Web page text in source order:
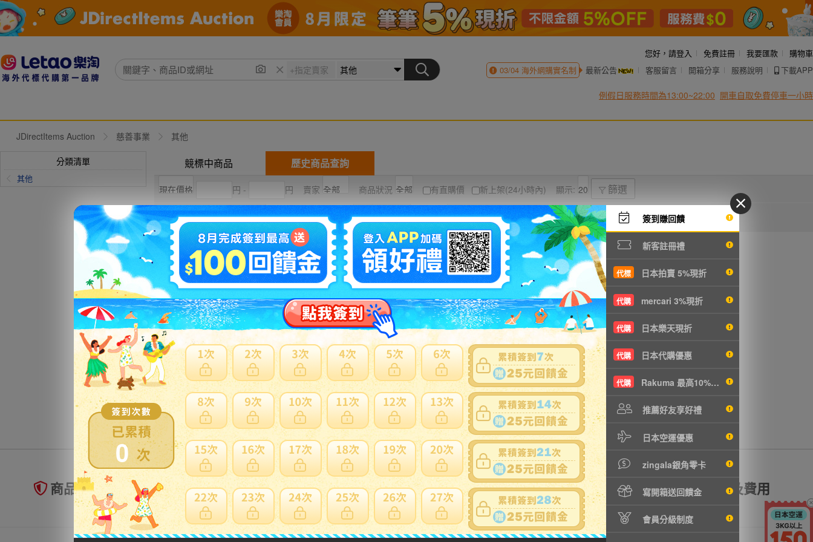
0
簽到賺回饋
新客註冊禮
代標 日本拍賣 5%現折
代購 mercari 3%現折
代購 日本樂天現折
代購 日本代購優惠
代購 Rakuma 最高10%現折
推薦好友享好禮
日本空運優惠
zingala銀角零卡
寫開箱送回饋金
會員分級制度
您好， 請登入 免費註冊 我要匯款
購物車
03/04海外網購實名制 最新公告 客服留言 開箱分享 服務說明 下載APP
例假日服務時間為13:00~22:00 開車自取免費停車一小時
JDirectItems Auction 慈善事業 其他
分類清單
其他
競標中商品 歷史商品查詢
円 - 円 賣家 商品狀況 有直購價 新上架(24小時內) 顯示: 篩選
結標價 競標 結標時間最近 圖片 列表
請登入查看
~件 / 0件跳至頁
商品未到貨全額理賠 賣家寄錯全額處理 運送損壞全額理賠 全透明資訊及費用